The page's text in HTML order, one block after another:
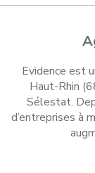
Evidence est
Haut-Rhin
Sélestat.
d’entreprises à